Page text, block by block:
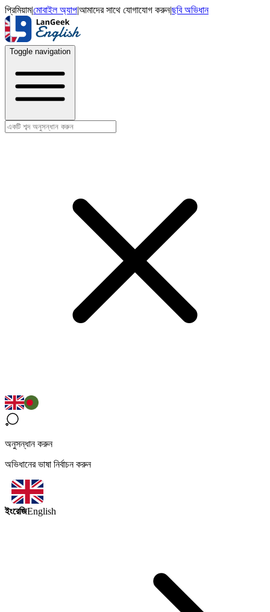
প্রিমিয়াম|মোবাইল অ্যাপ|আমাদের সাথে যোগাযোগ করুন|ছবি অভিধান
Toggle navigation
অনুসন্ধান করুন
অভিধানের ভাষা নির্বাচন করুন
ইংরেজিEnglish